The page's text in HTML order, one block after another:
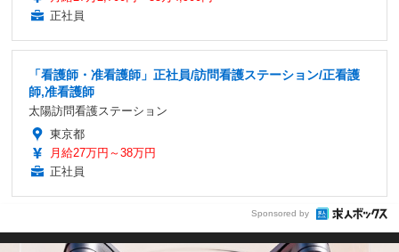
正社員
「看護師・准看護師」正社員/訪問看護ステーション/正看護
師,准看護師
太陽訪問看護ステーション
東京都
月給27万円～38万円
正社員
Sponsored by